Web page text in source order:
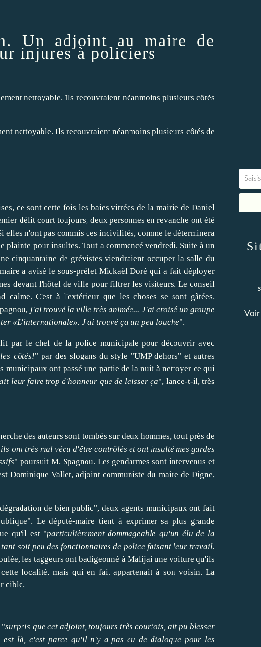
Un adjoint au maire de
injures à policiers
nettoyable. Ils recouvraient néanmoins plusieurs côtés de
ce sont cette fois les baies vitrées de la mairie de Daniel
délit court toujours, deux personnes en revanche ont été
elles n'ont pas commis ces incivilités, comme le déterminera
plainte pour insultes. Tout a commencé vendredi. Suite à un
cinquantaine de grévistes viendraient occuper la salle du
a avisé le sous-préfet Mickaël Doré qui a fait déployer
devant l'hôtel de ville pour filtrer les visiteurs. Le conseil
calme. C'est à l'extérieur que les choses se sont gâtées.
j'ai trouvé la ville très animée... J'ai croisé un groupe
«L'internationale». J'ai trouvé ça un peu louche".
par le chef de la police municipale pour découvrir avec
côtés!" par des slogans du style "UMP dehors" et autres
municipaux ont passé une partie de la nuit à nettoyer ce qui
leur faire trop d'honneur que de laisser ça", lance-t-il, très
des auteurs sont tombés sur deux hommes, tout près de
ils ont très mal vécu d'être contrôlés et ont insulté mes gardes
" poursuit M. Spagnou. Les gendarmes sont intervenus et
Dominique Vallet, adjoint communiste du maire de Digne,
de bien public", deux agents municipaux ont fait
Le député-maire tient à exprimer sa plus grande
qu'il est "particulièrement dommageable qu'un élu de la
tant soit peu des fonctionnaires de police faisant leur travail.
les taggeurs ont badigeonné à Malijai une voiture qu'ils
localité, mais qui en fait appartenait à son voisin. La
cible.
"surpris que cet adjoint, toujours très courtois, ait pu blesser
est là, c'est parce qu'il n'y a pas eu de dialogue pour les
Voir